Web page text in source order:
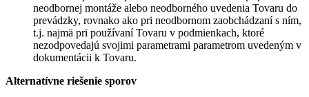
neodbornej montáže alebo neodborného uvedenia Tovaru do
prevádzky, rovnako ako pri neodbornom zaobchádzaní s ním,
t.j. najmä pri používaní Tovaru v podmienkach, ktoré
nezodpovedajú svojimi parametrami parametrom uvedeným v
dokumentácii k Tovaru.
Alternatívne riešenie sporov